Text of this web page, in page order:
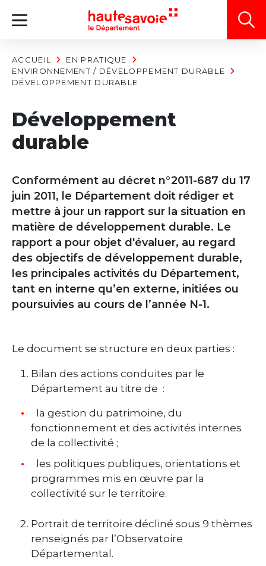
Panneau de gestion des cookies
ACCUEIL
EN PRATIQUE
ENVIRONNEMENT / DÉVELOPPEMENT DURABLE
DÉVELOPPEMENT DURABLE
Développement
durable
Conformément au décret n°2011-687 du 17
juin 2011, le Département doit rédiger et
mettre à jour un rapport sur la situation en
matière de développement durable. Le
rapport a pour objet d'évaluer, au regard
des objectifs de développement durable,
les principales activités du Département,
tant en interne qu’en externe, initiées ou
poursuivies au cours de l’année N-1.
Le document se structure en deux parties :
Bilan des actions conduites par le
Département au titre de :
la gestion du patrimoine, du
fonctionnement et des activités internes
de la collectivité ;
les politiques publiques, orientations et
programmes mis en œuvre par la
collectivité sur le territoire.
Portrait de territoire décliné sous 9 thèmes
renseignés par l’Observatoire
Départemental.